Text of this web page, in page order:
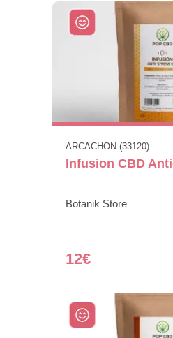
ARCACHON (33120)
Infusion CBD
Botanik Store
12€